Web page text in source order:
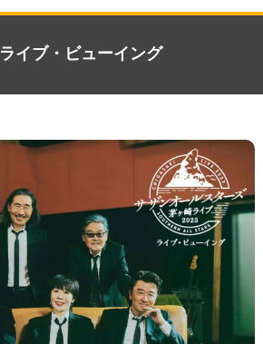
ライブ・ビューイング